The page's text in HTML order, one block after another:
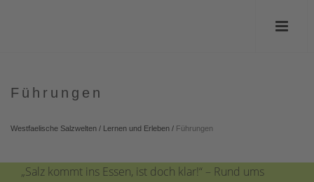
Führungen
Westfaelische Salzwelten / Lernen und Erleben / Führungen
„Salz kommt ins Essen, ist doch klar!“ – Rund ums